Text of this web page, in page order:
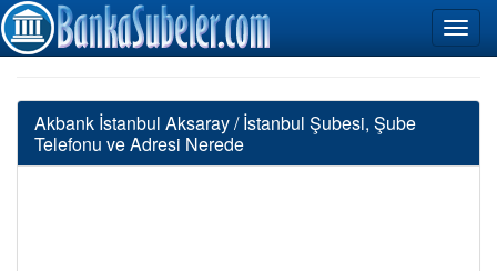
Akbank İstanbul Aksaray / İstanbul Şubesi, Şube
Telefonu ve Adresi Nerede